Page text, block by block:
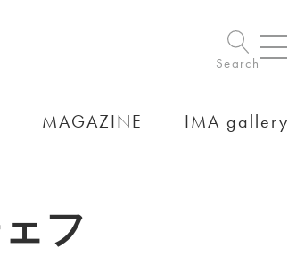
Search
MAGAZINE IMA gallery
フ